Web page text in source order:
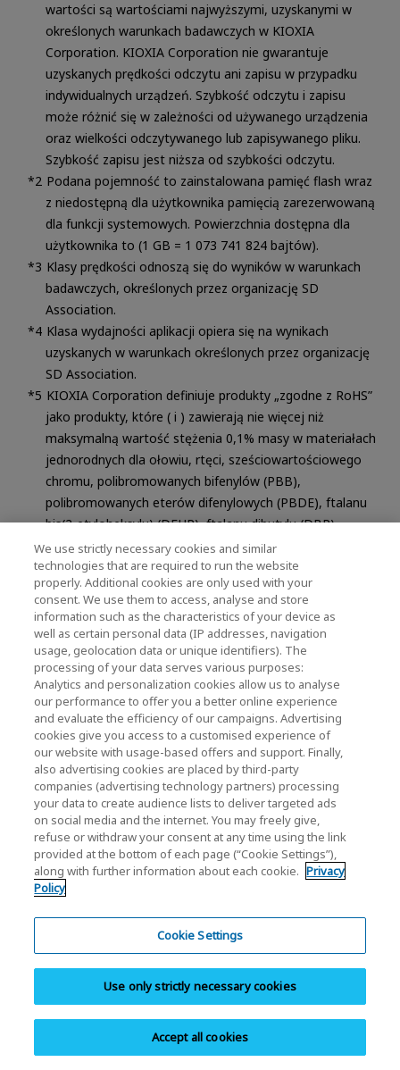
wartości są wartościami najwyższymi, uzyskanymi w
określonych warunkach badawczych w KIOXIA
Corporation. KIOXIA Corporation nie gwarantuje
uzyskanych prędkości odczytu ani zapisu w przypadku
indywidualnych urządzeń. Szybkość odczytu i zapisu
może różnić się w zależności od używanego urządzenia
oraz wielkości odczytywanego lub zapisywanego pliku.
Szybkość zapisu jest niższa od szybkości odczytu.
Podana pojemność to zainstalowana pamięć flash wraz
z niedostępną dla użytkownika pamięcią zarezerwowaną
dla funkcji systemowych. Powierzchnia dostępna dla
użytkownika to (1 GB = 1 073 741 824 bajtów).
Klasy prędkości odnoszą się do wyników w warunkach
badawczych, określonych przez organizację SD
Association.
Klasa wydajności aplikacji opiera się na wynikach
uzyskanych w warunkach określonych przez organizację
SD Association.
KIOXIA Corporation definiuje produkty „zgodne z RoHS”
jako produkty, które ( i ) zawierają nie więcej niż
maksymalną wartość stężenia 0,1% masy w materiałach
jednorodnych dla ołowiu, rtęci, sześciowartościowego
chromu, polibromowanych bifenylów (PBB),
polibromowanych eterów difenylowych (PBDE), ftalanu
bis(2-etyloheksylu) (DEHP), ftalanu dibutylu (DBP),
ftalanu benzylobutylu (BBP) i ftalanu diizobutylu (BBP) i
0,01% masy w jednorodnych materiałach na kadm; lub
(ii) objęte są jednym z wyłączeń dotyczących
stosowania określonych w załączniku do dyrektywy
RoHS(*). Powyższe nie oznacza, że produkty Kioxia
Corporation oznaczone „ZGODNE Z RoHS” nie
zawierają żadnych substancji kontrolowanych przez
dyrektywę RoHS i nie gwarantuje zgodności produktów
z poszczególnymi przepisami i/lub regulacjami w
poszczególnych jurysdykcjach.
*Dyrektywa RoHS: KIOXIA Corporation definiuje
„Dyrektywę RoHS” jako DYREKTYWĘ PARLAMENTU
EUROPEJSKIEGO I RADY 2011/65/UE z dnia 8 czerwca
2011 r. w sprawie ograniczenia stosowania niektórych
niebezpiecznych substancji w urządzeniach
elektrycznych i elektronicznych.
Zgodnie ze standardem IPX7 produkt (tylko karta) nie
temperaturze pokojowej (od 15°C do 35°C) na
głębokości do 1 metra przez 30 minut.
funkcjonalności po narażeniu na działanie
promieniowania rentgenowskiego o wartości 0,1 Gy.
Produkt (tylko karta) nie traci funkcjonalności po upadku
z wysokości 5 m. (W oparciu o wyniki testów
We use strictly necessary cookies and similar
technologies that are required to run the website
properly. Additional cookies are only used with your
consent. We use them to access, analyse and store
information such as the characteristics of your device as
well as certain personal data (IP addresses, navigation
usage, geolocation data or unique identifiers). The
processing of your data serves various purposes:
Analytics and personalization cookies allow us to analyse
our performance to offer you a better online experience
and evaluate the efficiency of our campaigns. Advertising
cookies give you access to a customised experience of
our website with usage-based offers and support. Finally,
also advertising cookies are placed by third-party
companies (advertising technology partners) processing
your data to create audience lists to deliver targeted ads
on social media and the internet. You may freely give,
refuse or withdraw your consent at any time using the link
provided at the bottom of each page (“Cookie Settings”),
along with further information about each cookie. Privacy
Policy
Cookie Settings
Use only strictly necessary cookies
Accept all cookies